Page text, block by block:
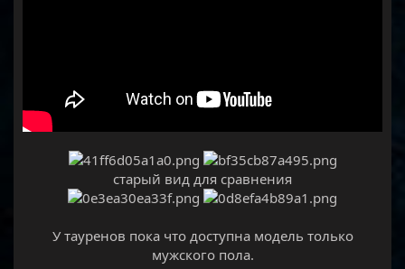
старый вид для сравнения
У тауренов пока что доступна модель только
мужского пола.